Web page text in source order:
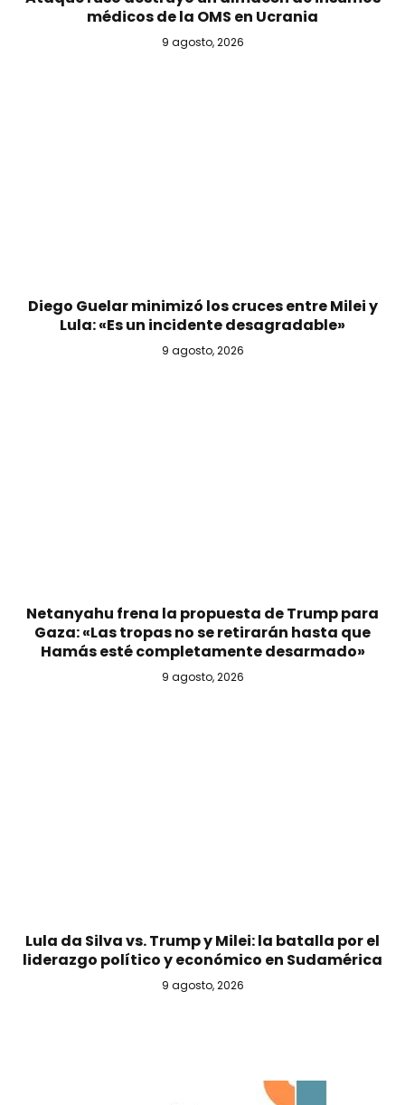
médicos de la OMS en Ucrania
9 agosto, 2026
Diego Guelar minimizó los cruces entre Milei y
Lula: «Es un incidente desagradable»
9 agosto, 2026
Netanyahu frena la propuesta de Trump para
Gaza: «Las tropas no se retirarán hasta que
Hamás esté completamente desarmado»
9 agosto, 2026
Lula da Silva vs. Trump y Milei: la batalla por el
liderazgo político y económico en Sudamérica
9 agosto, 2026